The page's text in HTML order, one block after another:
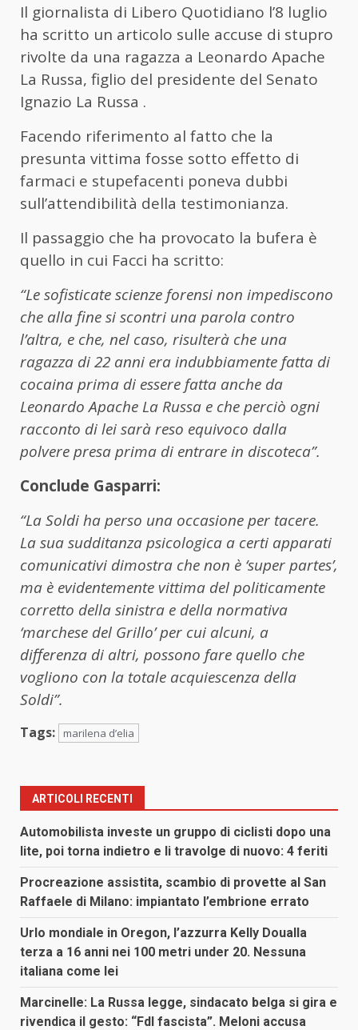
Il giornalista di Libero Quotidiano l’8 luglio
ha scritto un articolo sulle accuse di stupro
rivolte da una ragazza a Leonardo Apache
La Russa, figlio del presidente del Senato
Ignazio La Russa .
Facendo riferimento al fatto che la
presunta vittima fosse sotto effetto di
farmaci e stupefacenti poneva dubbi
sull’attendibilità della testimonianza.
Il passaggio che ha provocato la bufera è
quello in cui Facci ha scritto:
“Le sofisticate scienze forensi non impediscono
che alla fine si scontri una parola contro
l’altra, e che, nel caso, risulterà che una
ragazza di 22 anni era indubbiamente fatta di
cocaina prima di essere fatta anche da
Leonardo Apache La Russa e che perciò ogni
racconto di lei sarà reso equivoco dalla
polvere presa prima di entrare in discoteca”.
Conclude Gasparri:
“La Soldi ha perso una occasione per tacere.
La sua sudditanza psicologica a certi apparati
comunicativi dimostra che non è ‘super partes’,
ma è evidentemente vittima del politicamente
corretto della sinistra e della normativa
‘marchese del Grillo’ per cui alcuni, a
differenza di altri, possono fare quello che
vogliono con la totale acquiescenza della
Soldi”.
Tags: marilena d’elia
ARTICOLI RECENTI
Automobilista investe un gruppo di ciclisti dopo una
lite, poi torna indietro e li travolge di nuovo: 4 feriti
Procreazione assistita, scambio di provette al San
Raffaele di Milano: impiantato l’embrione errato
Urlo mondiale in Oregon, l’azzurra Kelly Doualla
terza a 16 anni nei 100 metri under 20. Nessuna
italiana come lei
Marcinelle: La Russa legge, sindacato belga si gira e
rivendica il gesto: “FdI fascista”. Meloni accusa